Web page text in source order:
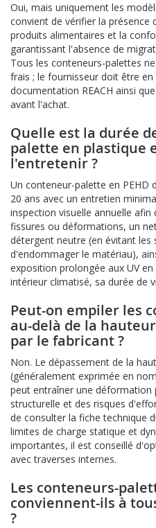
Oui, mais uniquement les
convient de vérifier la présence
produits alimentaires et la
garantissant l'absence de
Tous les conteneurs-palettes
frais ; le fournisseur doit être
documentation REACH ainsi
avant l'achat.
Quelle est la durée
palette en plastique
l'entretenir ?
Un conteneur-palette en PEHD
20 ans avec un entretien
inspection visuelle annuelle
fissures ou déformations, un
détergent neutre (en évitant les
d'endommager le matériau),
exposition prolongée aux UV
intérieur climatisé, sa durée de
Peut-on empiler les
au-delà de la
par le fabricant ?
Non. Le dépassement de la
(généralement exprimée en
peut entraîner une déformation
structurelle et des risques
de consulter la fiche technique
limites de charge statique et
importantes, il est conseillé
avec traverses internes.
Les conteneurs-
conviennent-ils à
?